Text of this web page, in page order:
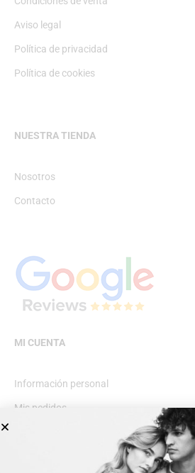
Aviso legal
Política de privacidad
Política de cookies
NUESTRA TIENDA
Nosotros
Contacto
MI CUENTA
Información personal
Mis pedidos